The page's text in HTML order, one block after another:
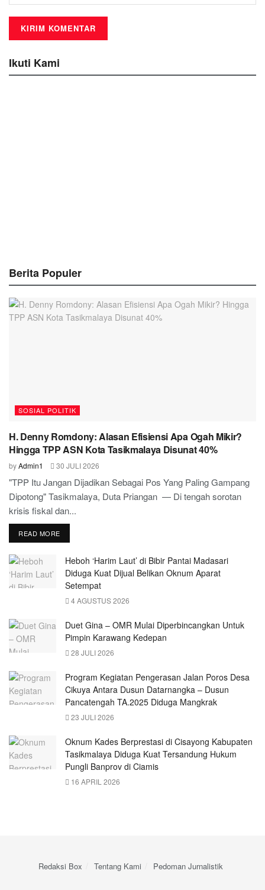
Ikuti Kami
Berita Populer
SOSIAL POLITIK
H. Denny Romdony: Alasan Efisiensi Apa Ogah Mikir?
Hingga TPP ASN Kota Tasikmalaya Disunat 40%
byAdmin1 30 JULI 2026
"TPP Itu Jangan Dijadikan Sebagai Pos Yang Paling Gampang
Dipotong" Tasikmalaya, Duta Priangan — Di tengah sorotan
krisis fiskal dan...
READ MORE
Heboh ‘Harim Laut’ di Bibir Pantai Madasari
Diduga Kuat Dijual Belikan Oknum Aparat
Setempat
4 AGUSTUS 2026
Duet Gina – OMR Mulai Diperbincangkan Untuk
Pimpin Karawang Kedepan
28 JULI 2026
Program Kegiatan Pengerasan Jalan Poros Desa
Cikuya Antara Dusun Datarnangka – Dusun
Pancatengah TA.2025 Diduga Mangkrak
23 JULI 2026
Oknum Kades Berprestasi di Cisayong Kabupaten
Tasikmalaya Diduga Kuat Tersandung Hukum
Pungli Banprov di Ciamis
16 APRIL 2026
Redaksi Box Tentang Kami Pedoman Jurnalistik